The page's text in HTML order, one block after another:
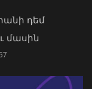
դեմ
մասին